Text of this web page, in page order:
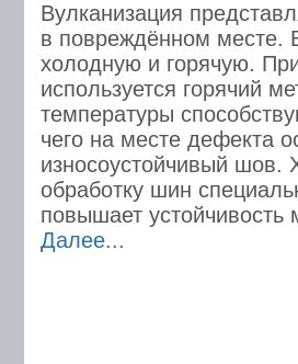
Вулканизация
в повреждённом месте.
холодную и горячую.
используется горячий
температуры
чего на месте дефекта
износоустойчивый шов.
обработку шин
повышает
Далее...